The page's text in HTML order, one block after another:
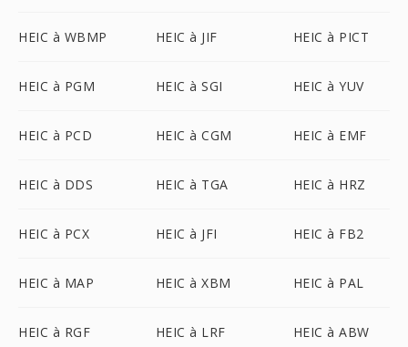
HEIC à WBMP HEIC à JIF HEIC à PICT
HEIC à PGM HEIC à SGI HEIC à YUV
HEIC à PCD HEIC à CGM HEIC à EMF
HEIC à DDS HEIC à TGA HEIC à HRZ
HEIC à PCX HEIC à JFI HEIC à FB2
HEIC à MAP HEIC à XBM HEIC à PAL
HEIC à RGF HEIC à LRF HEIC à ABW